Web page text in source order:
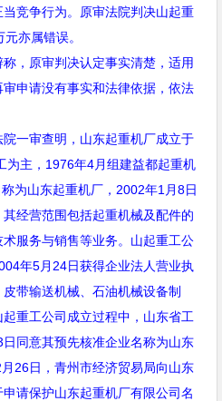
竞争行为。原审法院判决山起重
元亦属错误。
原审判决认定事实清楚，适用
申请没有事实和法律依据，依法
一审查明，山东起重机厂成立于
为主， 1976年4月组建益都起重机
为山东起重机厂，2002年1 月8日
经营范围包括起重机械及配件的
服务与销售等业务。山起重工公
年5月24日获得企业法人营业执
带输送机械、石油机械设备制
重工公司成立过程中，山东省工
日同意其预先核准企业名称为山东
月26日 ，青州市经济贸易局向山东
请保护山东起重机厂有限公司名